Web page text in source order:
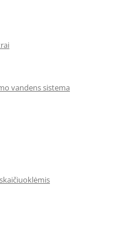
vandens sistema